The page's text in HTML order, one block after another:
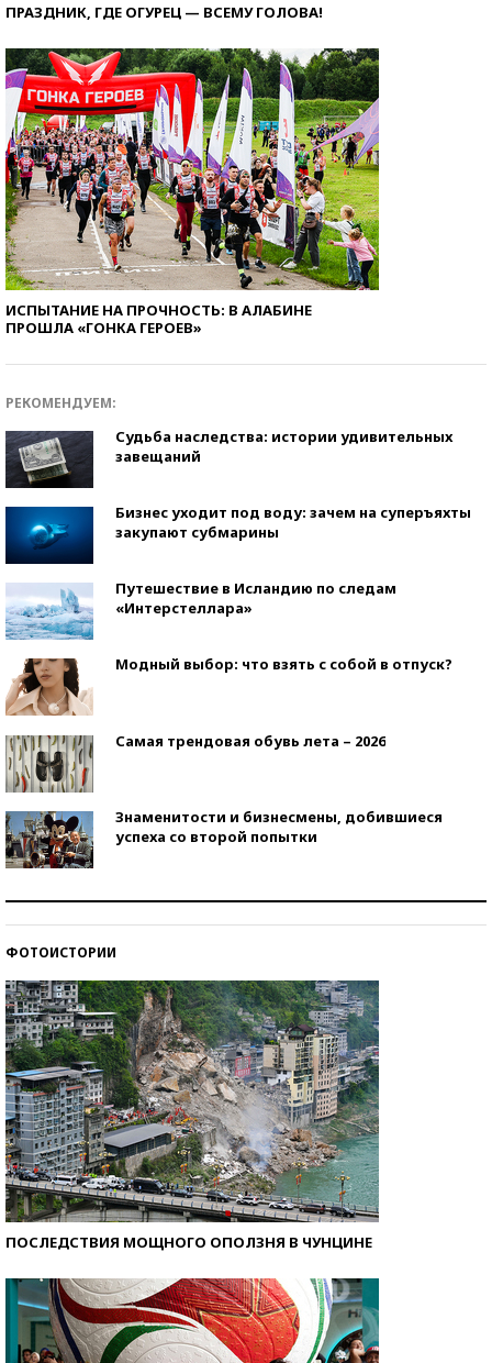
ПРАЗДНИК, ГДЕ ОГУРЕЦ — ВСЕМУ ГОЛОВА!
ИСПЫТАНИЕ НА ПРОЧНОСТЬ: В АЛАБИНЕ
ПРОШЛА «ГОНКА ГЕРОЕВ»
РЕКОМЕНДУЕМ:
Судьба наследства: истории удивительных
завещаний
Бизнес уходит под воду: зачем на суперъяхты
закупают субмарины
Путешествие в Исландию по следам
«Интерстеллара»
Модный выбор: что взять с собой в отпуск?
Самая трендовая обувь лета – 2026
Знаменитости и бизнесмены, добившиеся
успеха со второй попытки
ФОТОИСТОРИИ
ПОСЛЕДСТВИЯ МОЩНОГО ОПОЛЗНЯ В ЧУНЦИНЕ